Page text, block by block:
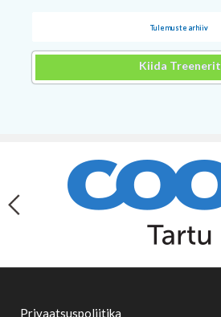
Tulemuste arhiiv
Kiida Treenerit
Privaatsuspoliitika